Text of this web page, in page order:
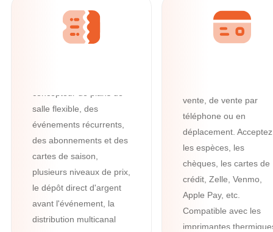
Avec des fonctionnalités
intégrées puissantes
telles que la lecture de
salle flexible, des
événements récurrents,
des abonnements et des
cartes de saison,
plusieurs niveaux de prix,
le dépôt direct d'argent
avant l'événement, la
distribution multicanal
Tous vos
vente, de vente par
téléphone ou en
déplacement. Acceptez
les espèces, les
chèques, les cartes de
crédit, Zelle, Venmo,
Apple Pay, etc.
Compatible avec les
imprimantes